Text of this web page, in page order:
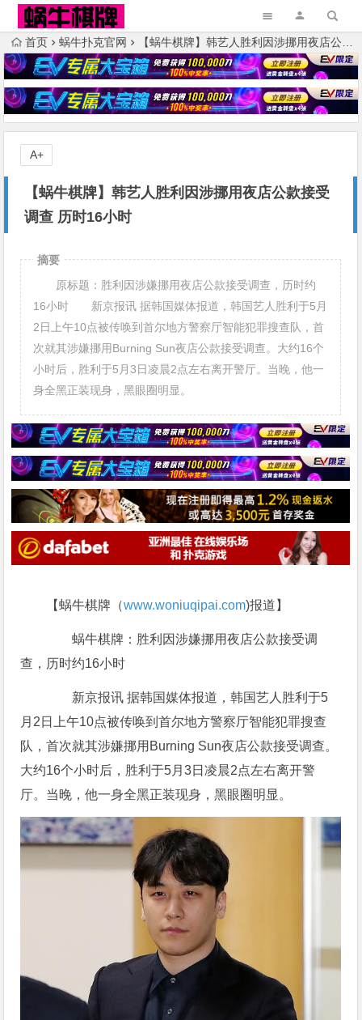
首页 蜗牛扑克官网 【蜗牛棋牌】韩艺人胜利因涉挪用夜店公款接受调查 历时16小时
【蜗牛棋牌】韩艺人胜利因涉挪用夜店公款接受
调查 历时16小时
A+
摘要
原标题：胜利因涉嫌挪用夜店公款接受调查，历时约
16小时 新京报讯 据韩国媒体报道，韩国艺人胜利于5月
2日上午10点被传唤到首尔地方警察厅智能犯罪搜查队，首
次就其涉嫌挪用Burning Sun夜店公款接受调查。大约16个
小时后，胜利于5月3日凌晨2点左右离开警厅。当晚，他一
身全黑正装现身，黑眼圈明显。
【蜗牛棋牌（www.woniuqipai.com)报道】
蜗牛棋牌：胜利因涉嫌挪用夜店公款接受调
查，历时约16小时
新京报讯 据韩国媒体报道，韩国艺人胜利于5
月2日上午10点被传唤到首尔地方警察厅智能犯罪搜查
队，首次就其涉嫌挪用Burning Sun夜店公款接受调查。
大约16个小时后，胜利于5月3日凌晨2点左右离开警
厅。当晚，他一身全黑正装现身，黑眼圈明显。